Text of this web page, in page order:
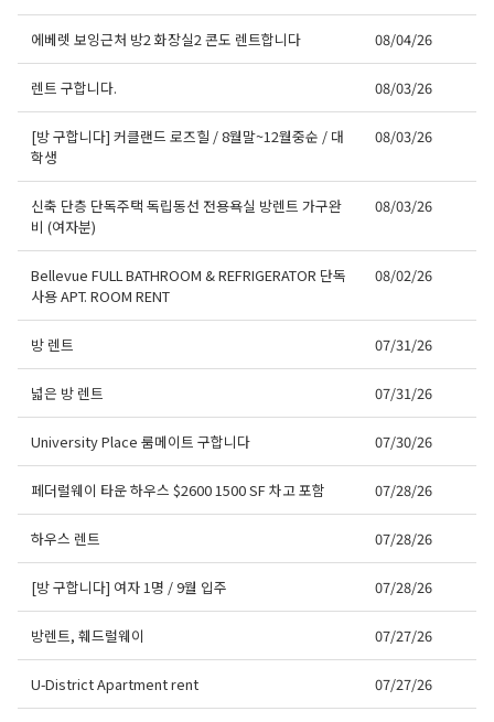
에베렛 보잉근처 방2 화장실2 콘도 렌트합니다 08/04/26
렌트 구합니다. 08/03/26
[방 구합니다] 커클랜드 로즈힐 / 8월말~12월중순 / 대
학생
08/03/26
신축 단층 단독주택 독립동선 전용욕실 방렌트 가구완
비 (여자분)
08/03/26
Bellevue FULL BATHROOM & REFRIGERATOR 단독
사용 APT. ROOM RENT
08/02/26
방 렌트 07/31/26
넓은 방 렌트 07/31/26
University Place 룸메이트 구합니다 07/30/26
페더럴웨이 타운 하우스 $2600 1500 SF 차고 포함 07/28/26
하우스 렌트 07/28/26
[방 구합니다] 여자 1명 / 9월 입주 07/28/26
방렌트, 훼드럴웨이 07/27/26
U-District Apartment rent 07/27/26